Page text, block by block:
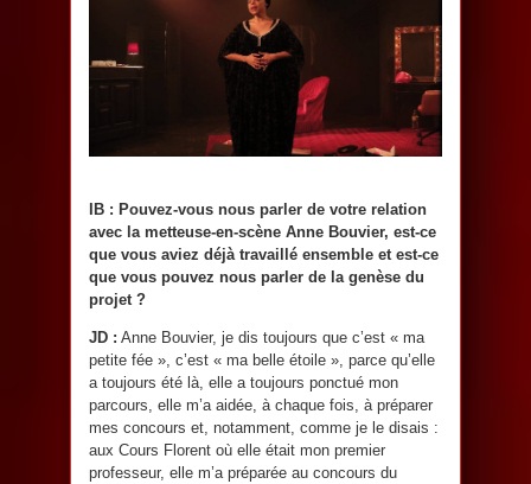
IB : Pouvez-vous nous parler de votre relation
avec la metteuse-en-scène Anne Bouvier, est-ce
que vous aviez déjà travaillé ensemble et est-ce
que vous pouvez nous parler de la genèse du
projet ?
JD : Anne Bouvier, je dis toujours que c’est « ma
petite fée », c’est « ma belle étoile », parce qu’elle
a toujours été là, elle a toujours ponctué mon
parcours, elle m’a aidée, à chaque fois, à préparer
mes concours et, notamment, comme je le disais :
aux Cours Florent où elle était mon premier
professeur, elle m’a préparée au concours du